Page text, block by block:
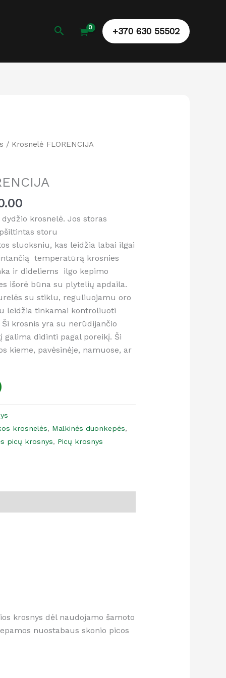
Paieška +370 630 55502
/ Krosnelė FLORENCIJA
Current
€1,200.00.
krosnelė. Jos storas
storu
sluoksniu, kas leidžia labai ilgai
temperatūrą krosnies
ir dideliems ilgo kepimo
išorė būna su plytelių apdaila.
su stiklu, reguliuojamu oro
leidžia tinkamai kontroliuoti
krosnis yra su nerūdijančio
galima didinti pagal poreikį. Ši
kieme, pavėsinėje, namuose, ar
krosnelės, Malkinės duonkepės,
picų krosnys, Picų krosnys
krosnys dėl naudojamo šamoto
nuostabaus skonio picos